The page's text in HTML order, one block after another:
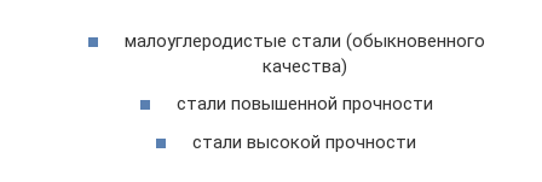
малоуглеродистые стали (обыкновенного
качества)
стали повышенной прочности
стали высокой прочности